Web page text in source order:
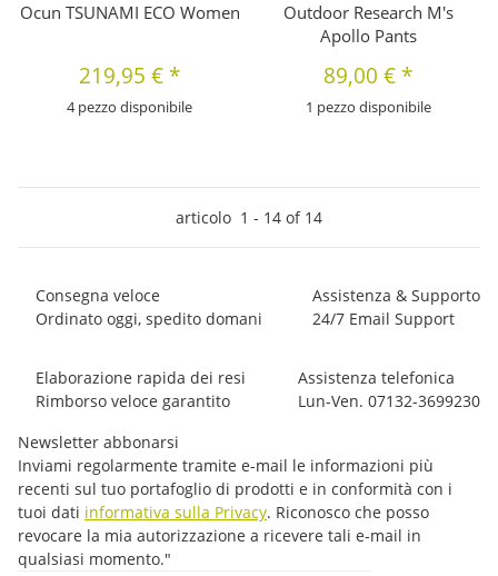
Ocun TSUNAMI ECO Women
219,95 € *
4 pezzo disponibile
Outdoor Research M's
Apollo Pants
89,00 € *
1 pezzo disponibile
articolo 1 - 14 of 14
Consegna veloce
Ordinato oggi, spedito domani
Assistenza & Supporto
24/7 Email Support
Elaborazione rapida dei resi
Rimborso veloce garantito
Assistenza telefonica
Lun-Ven. 07132-3699230
Newsletter abbonarsi
Inviami regolarmente tramite e-mail le informazioni più
recenti sul tuo portafoglio di prodotti e in conformità con i
tuoi dati informativa sulla Privacy. Riconosco che posso
revocare la mia autorizzazione a ricevere tali e-mail in
qualsiasi momento."